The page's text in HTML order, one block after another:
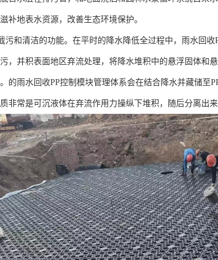
补地表水资源，改善生态环境保护。
污和清洁的功能。在平时的降水降低全过程中，雨水回
，并积表面地区弃流处理，将降水堆积中的悬浮固体和
的雨水回收PP控制模块管理体系会在结合降水并藏储至
非常是可沉液体在弃流作用力操纵下堆积，随后分离出来